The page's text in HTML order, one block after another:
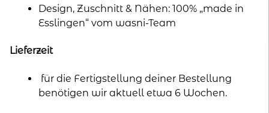
Design, Zuschnitt & Nähen: 100% „made in
Esslingen“ vom wasni-Team
Lieferzeit
für die Fertigstellung deiner Bestellung
benötigen wir aktuell etwa 6 Wochen.